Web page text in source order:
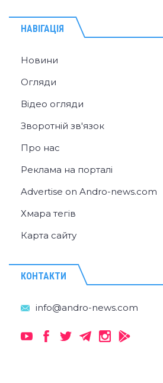
НАВІГАЦІЯ
Новини
Огляди
Відео огляди
Зворотній зв'язок
Про нас
Реклама на порталі
Advertise on Andro-news.com
Хмара тегів
Карта сайту
КОНТАКТИ